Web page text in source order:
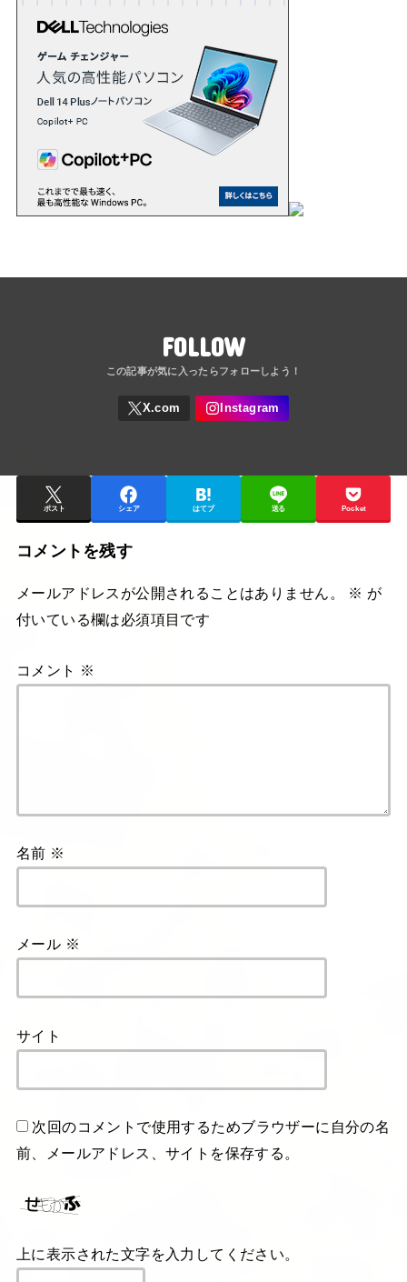
FOLLOW
ポスト シェア はてブ 送る Pocket
コメントを残す
メールアドレスが公開されることはありません。 ※ が
付いている欄は必須項目です
コメント ※
名前 ※
メール ※
サイト
次回のコメントで使用するためブラウザーに自分の名
前、メールアドレス、サイトを保存する。
上に表示された文字を入力してください。